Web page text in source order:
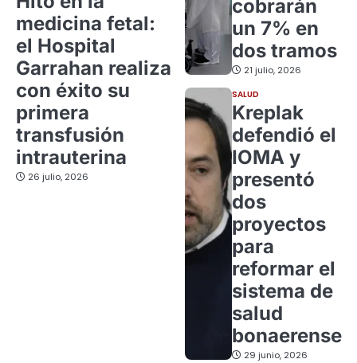
medicina fetal:
el Hospital
Garrahan realiza
con éxito su
primera
transfusión
intrauterina
26 julio, 2026
cobrarán
un 7% en
dos tramos
21 julio, 2026
SALUD
Kreplak
defendió el
IOMA y
presentó
dos
proyectos
para
reformar el
sistema de
salud
bonaerense
29 junio, 2026